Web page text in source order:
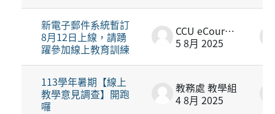
新電子郵件系統暫訂
8月12日上線，請踴
躍參加線上教育訓練
CCU eCourse2
5 8月 2025
113學年暑期【線上
教學意見調查】開跑
囉
教務處 教學組
4 8月 2025